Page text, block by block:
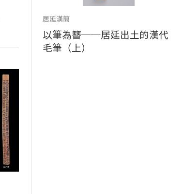
居延漢簡
以筆為簪──居延出土的漢代
毛筆（上）